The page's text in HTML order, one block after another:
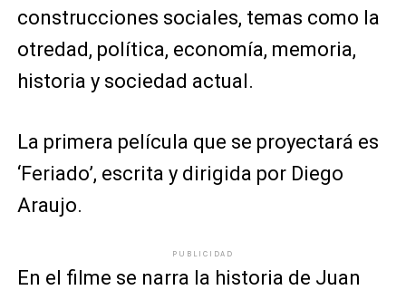
construcciones sociales, temas como la
otredad, política, economía, memoria,
historia y sociedad actual.
La primera película que se proyectará es
‘Feriado’, escrita y dirigida por Diego
Araujo.
PUBLICIDAD
En el filme se narra la historia de Juan